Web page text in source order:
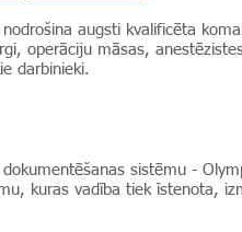
augsti kvalificēta
operāciju māsas,
darbinieki.
sistēmu -
kuras vadība tiek īstenota,